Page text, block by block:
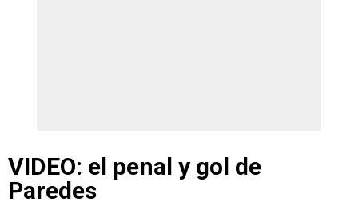
VIDEO: el penal y gol de
Paredes